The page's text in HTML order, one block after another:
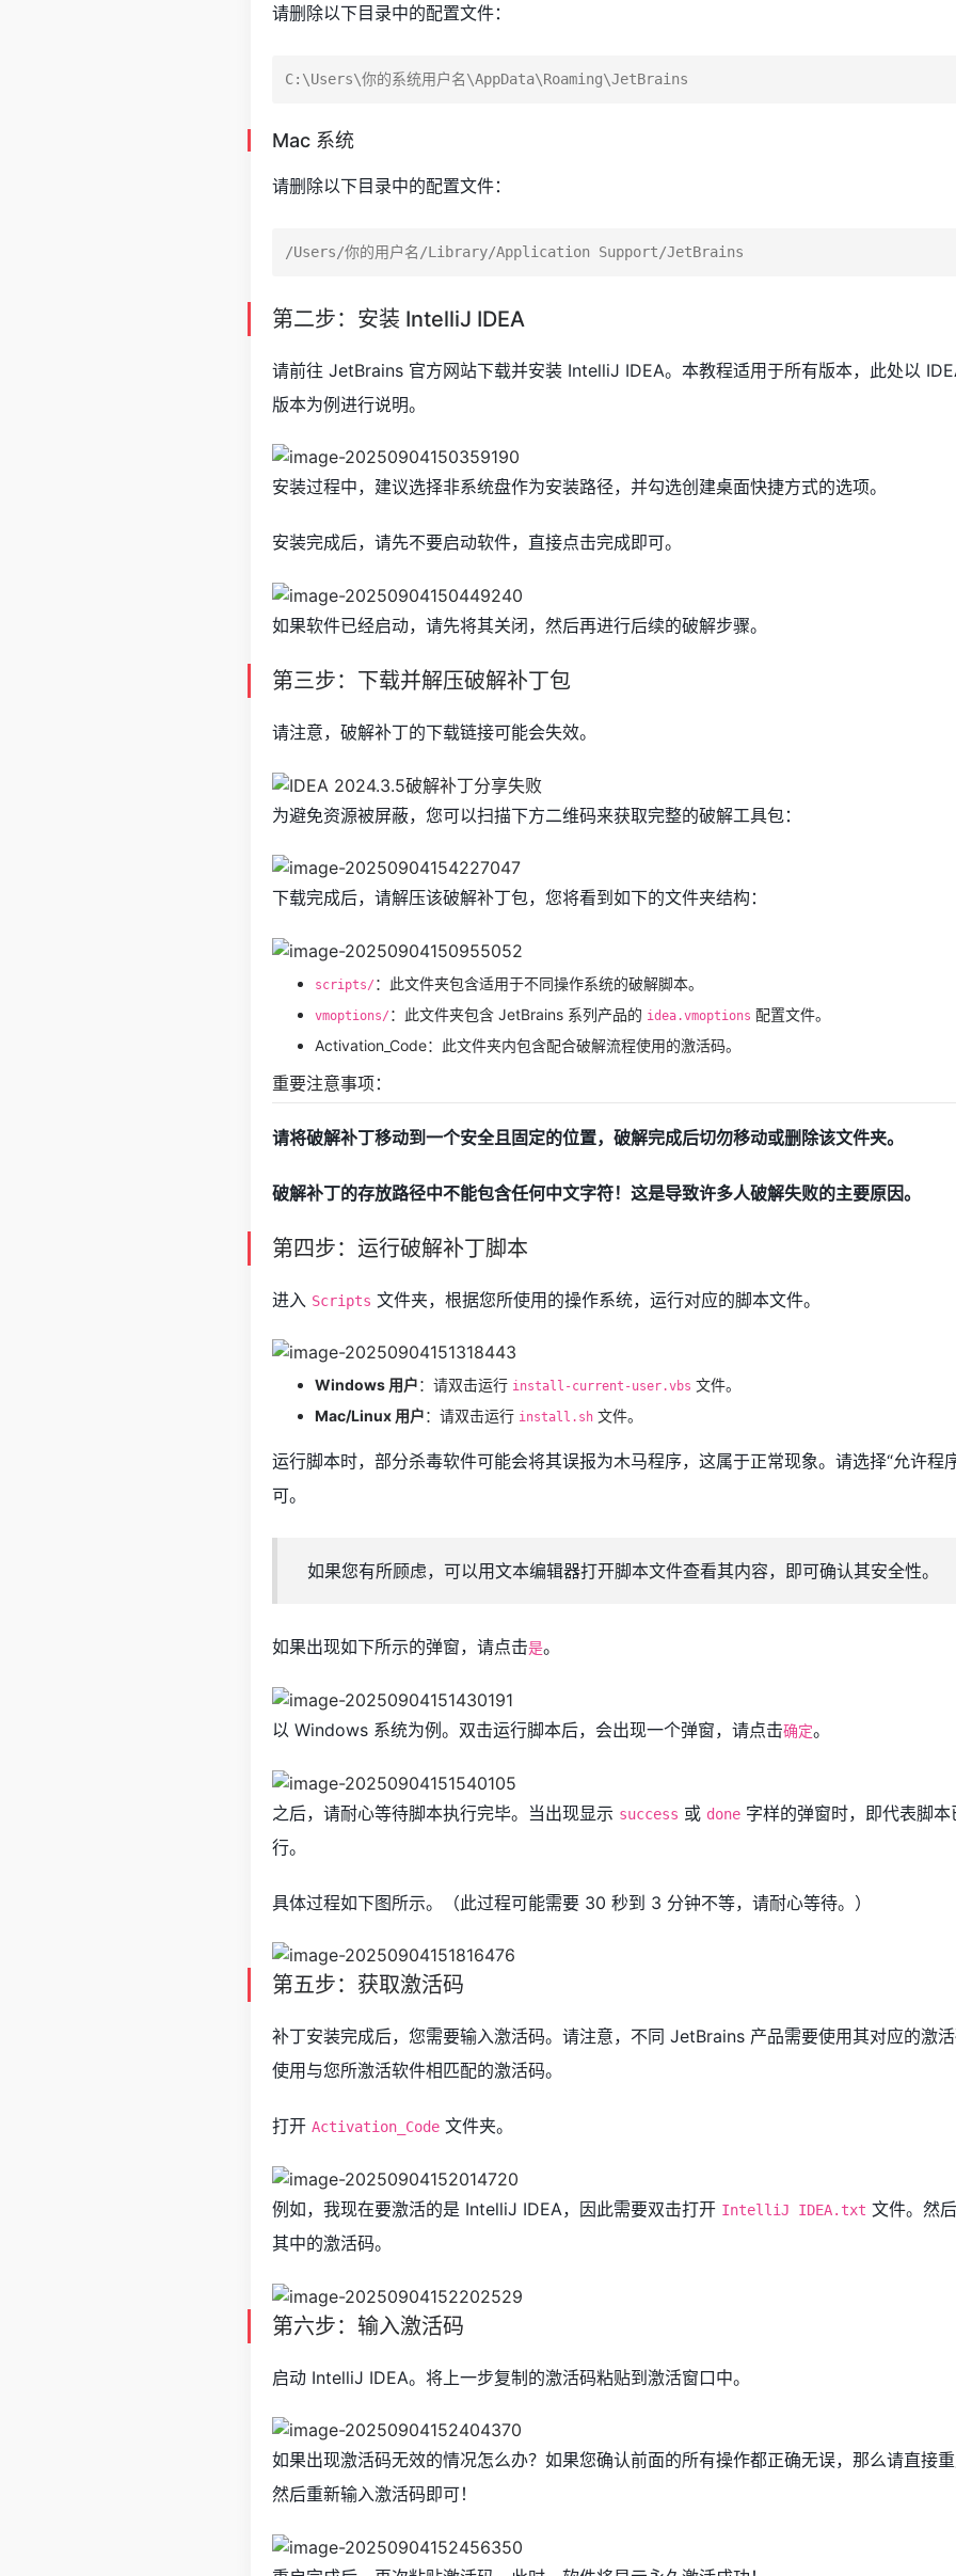
请删除以下目录中的配置文件：
Mac 系统
请删除以下目录中的配置文件：
第二步：安装 IntelliJ IDEA
请前往 JetBrains 官方网站下载并安装 IntelliJ IDEA。本教程适用于所有版本，此处以
版本为例进行说明。
安装过程中，建议选择非系统盘作为安装路径，并勾选创建桌面快捷方式的选项。
安装完成后，请先不要启动软件，直接点击完成即可。
如果软件已经启动，请先将其关闭，然后再进行后续的破解步骤。
第三步：下载并解压破解补丁包
请注意，破解补丁的下载链接可能会失效。
为避免资源被屏蔽，您可以扫描下方二维码来获取完整的破解工具包：
下载完成后，请解压该破解补丁包，您将看到如下的文件夹结构：
scripts/ ：此文件夹包含适用于不同操作系统的破解脚本。
vmoptions/ ：此文件夹包含 JetBrains 系列产品的 idea.vmoptions 配置文件。
Activation_Code：此文件夹内包含配合破解流程使用的激活码。
重要注意事项：
请将破解补丁移动到一个安全且固定的位置，破解完成后切勿移动或删除该文件夹。
破解补丁的存放路径中不能包含任何中文字符！这是导致许多人破解失败的主要原因。
第四步：运行破解补丁脚本
进入 Scripts 文件夹，根据您所使用的操作系统，运行对应的脚本文件。
Windows 用户：请双击运行 install-current-user.vbs 文件。
Mac/Linux 用户：请双击运行 install.sh 文件。
运行脚本时，部分杀毒软件可能会将其误报为木马程序，这属于正常现象。请选择“允许程
可。
如果您有所顾虑，可以用文本编辑器打开脚本文件查看其内容，即可确认其安全性。
如果出现如下所示的弹窗，请点击是。
以 Windows 系统为例。双击运行脚本后，会出现一个弹窗，请点击确定。
之后，请耐心等待脚本执行完毕。当出现显示 success 或 done 字样的弹窗时，即代表脚本
行。
具体过程如下图所示。（此过程可能需要 30 秒到 3 分钟不等，请耐心等待。）
第五步：获取激活码
补丁安装完成后，您需要输入激活码。请注意，不同 JetBrains 产品需要使用其对应的激
使用与您所激活软件相匹配的激活码。
打开 Activation_Code 文件夹。
例如，我现在要激活的是 IntelliJ IDEA，因此需要双击打开 IntelliJ IDEA.txt 文件。然
其中的激活码。
第六步：输入激活码
启动 IntelliJ IDEA。将上一步复制的激活码粘贴到激活窗口中。
如果出现激活码无效的情况怎么办？如果您确认前面的所有操作都正确无误，那么请直接
然后重新输入激活码即可！